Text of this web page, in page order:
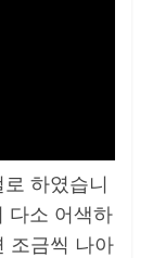
하였습니
다소 어색하
조금씩 나아